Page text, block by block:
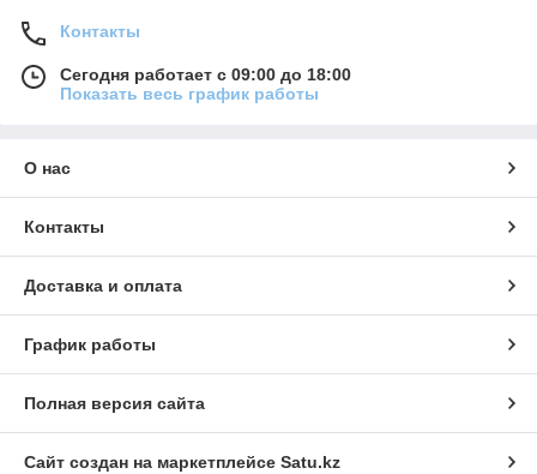
Контакты
Сегодня работает с 09:00 до 18:00
Показать весь график работы
О нас
Контакты
Доставка и оплата
График работы
Полная версия сайта
Сайт создан на маркетплейсе Satu.kz